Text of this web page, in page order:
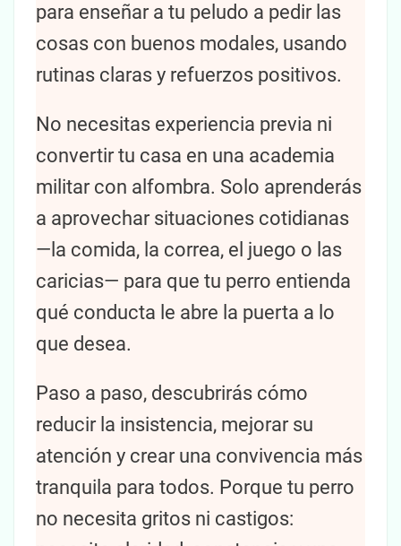
para enseñar a tu peludo a pedir las
cosas con buenos modales, usando
rutinas claras y refuerzos positivos.
No necesitas experiencia previa ni
convertir tu casa en una academia
militar con alfombra. Solo aprenderás
a aprovechar situaciones cotidianas
—la comida, la correa, el juego o las
caricias— para que tu perro entienda
qué conducta le abre la puerta a lo
que desea.
Paso a paso, descubrirás cómo
reducir la insistencia, mejorar su
atención y crear una convivencia más
tranquila para todos. Porque tu perro
no necesita gritos ni castigos: